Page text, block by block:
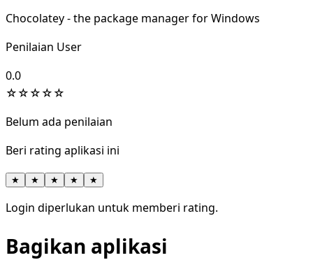
Chocolatey - the package manager for Windows
Penilaian User
0.0
☆☆☆☆☆
Belum ada penilaian
Beri rating aplikasi ini
★ ★ ★ ★ ★
Login diperlukan untuk memberi rating.
Bagikan aplikasi